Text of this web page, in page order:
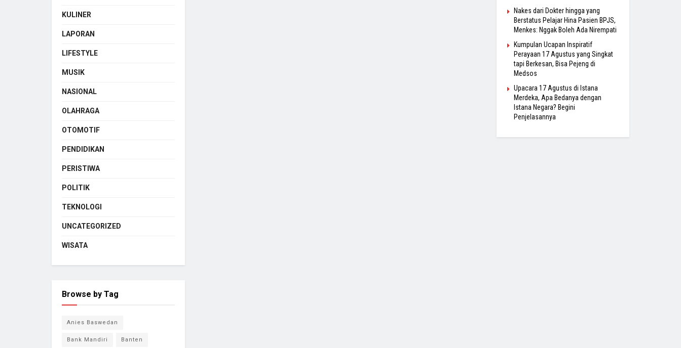
KULINER
LAPORAN
LIFESTYLE
MUSIK
NASIONAL
OLAHRAGA
OTOMOTIF
PENDIDIKAN
PERISTIWA
POLITIK
TEKNOLOGI
UNCATEGORIZED
WISATA
Browse by Tag
Anies Baswedan
Bank Mandiri Banten
Nakes dari Dokter hingga yang
Berstatus Pelajar Hina Pasien BPJS,
Menkes: Nggak Boleh Ada Nirempati
Kumpulan Ucapan Inspiratif
Perayaan 17 Agustus yang Singkat
tapi Berkesan, Bisa Pejeng di
Medsos
Upacara 17 Agustus di Istana
Merdeka, Apa Bedanya dengan
Istana Negara? Begini
Penjelasannya